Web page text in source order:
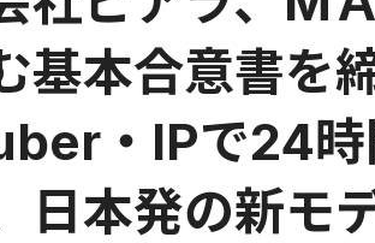
基本合意書
・IPで24時
日本発の新モ